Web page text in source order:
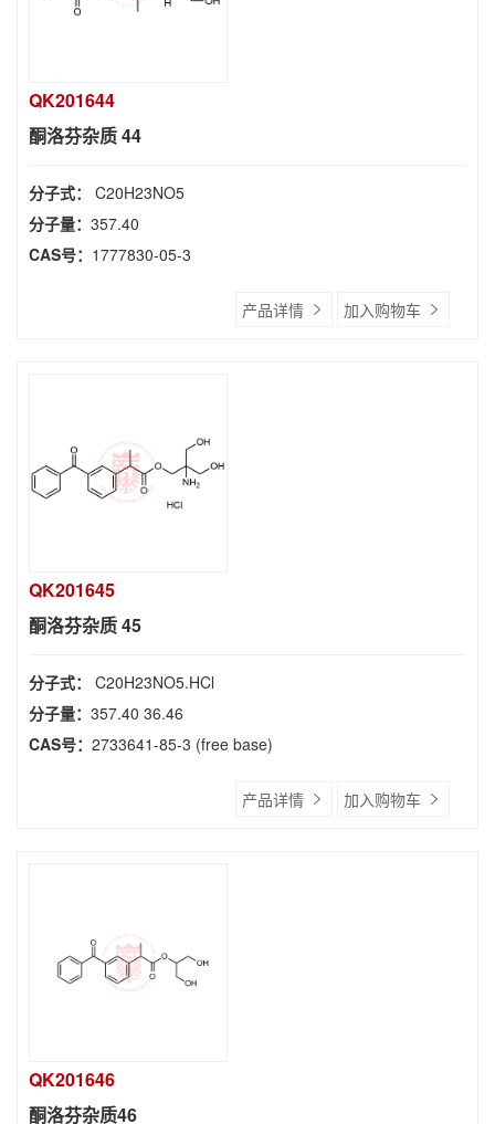
QK201644
酮洛芬杂质 44
分子式： C20H23NO5
分子量： 357.40
CAS号： 1777830-05-3
产品详情 加入购物车
QK201645
酮洛芬杂质 45
分子式： C20H23NO5.HCl
分子量： 357.40 36.46
CAS号： 2733641-85-3 (free base)
产品详情 加入购物车
QK201646
酮洛芬杂质46